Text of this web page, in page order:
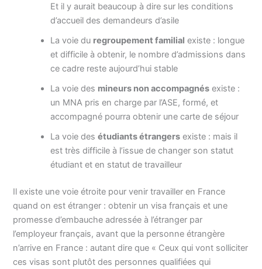
Et il y aurait beaucoup à dire sur les conditions
d’accueil des demandeurs d’asile
La voie du regroupement familial existe : longue
et difficile à obtenir, le nombre d’admissions dans
ce cadre reste aujourd’hui stable
La voie des mineurs non accompagnés existe :
un MNA pris en charge par l’ASE, formé, et
accompagné pourra obtenir une carte de séjour
La voie desétudiants étrangers existe : mais il
est très difficile à l’issue de changer son statut
étudiant et en statut de travailleur
Il existe une voie étroite pour venir travailler en France
quand on est étranger : obtenir un visa français et une
promesse d’embauche adressée à l’étranger par
l’employeur français, avant que la personne étrangère
n’arrive en France : autant dire que « Ceux qui vont solliciter
ces visas sont plutôt des personnes qualifiées qui